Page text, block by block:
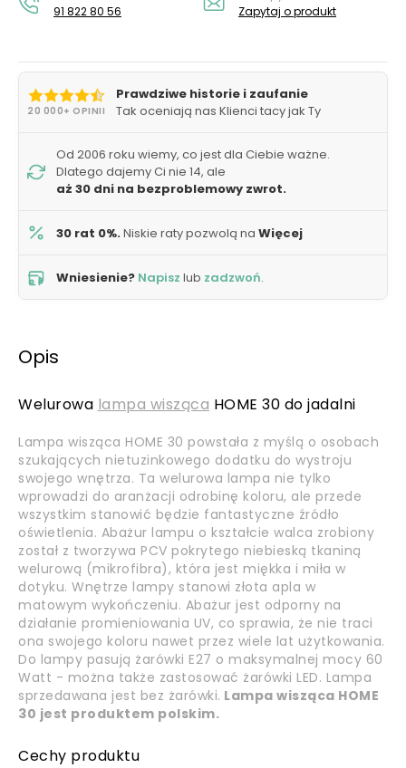
91 822 80 56
Zapytaj o produkt
20 000+ OPINII
Prawdziwe historie i zaufanie
Tak oceniają nas Klienci tacy jak Ty
Od 2006 roku wiemy, co jest dla Ciebie ważne.
Dlatego dajemy Ci nie 14, ale
aż 30 dni na bezproblemowy zwrot.
30 rat 0%.Niskie raty pozwolą na Więcej
Wniesienie? Napisz lub zadzwoń.
Opis
Welurowa lampa wisząca HOME 30 do jadalni
Lampa wisząca HOME 30 powstała z myślą o osobach
szukających nietuzinkowego dodatku do wystroju
swojego wnętrza. Ta welurowa lampa nie tylko
wprowadzi do aranżacji odrobinę koloru, ale przede
wszystkim stanowić będzie fantastyczne źródło
oświetlenia. Abażur lampu o kształcie walca zrobiony
został z tworzywa PCV pokrytego niebieską tkaniną
welurową (mikrofibra), która jest miękka i miła w
dotyku. Wnętrze lampy stanowi złota apla w
matowym wykończeniu. Abażur jest odporny na
działanie promieniowania UV, co sprawia, że nie traci
ona swojego koloru nawet przez wiele lat użytkowania.
Do lampy pasują żarówki E27 o maksymalnej mocy 60
Watt - można także zastosować żarówki LED. Lampa
sprzedawana jest bez żarówki. Lampa wisząca HOME
30 jest produktem polskim.
Cechy produktu